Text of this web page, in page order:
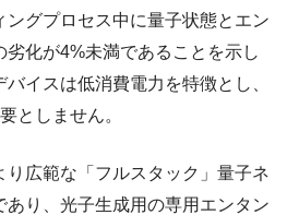
ングプロセス中に量子状態とエン
劣化が4%未満であることを示し
イスは低消費電力を特徴とし、
としません。
り広範な「フルスタック」量子ネ
あり、光子生成用の専用エンタン